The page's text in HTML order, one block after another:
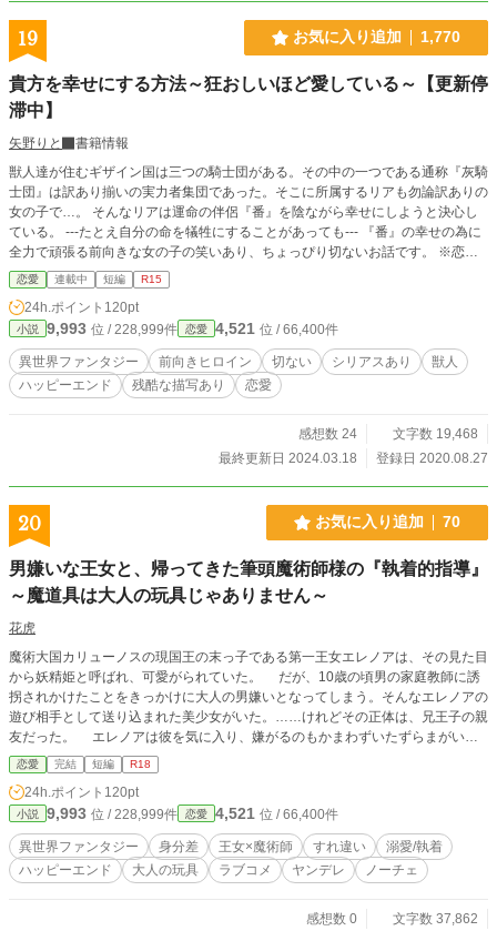
19 お気に入り追加 1,770
貴方を幸せにする方法～狂おしいほど愛している～【更新停
滞中】
矢野りと
書籍情報
獣人達が住むギザイン国は三つの騎士団がある。その中の一つである通称『灰騎
士団』は訳あり揃いの実力者集団であった。そこに所属するリアも勿論訳ありの
女の子で…。 そんなリアは運命の伴侶『番』を陰ながら幸せにしようと決心し
ている。 ---たとえ自分の命を犠牲にすることがあっても--- 『番』の幸せの為に
全力で頑張る前向きな女の子の笑いあり、ちょっぴり切ないお話です。 ※恋愛
要素は遅めです。 ※更新停滞中ですm(_ _)m
恋愛 連載中 短編 R15
24h.ポイント 120pt
小説 9,993 位 / 228,999件 恋愛 4,521 位 / 66,400件
異世界ファンタジー 前向きヒロイン 切ない シリアスあり
獣人
ハッピーエンド
残酷な描写あり 恋愛
感想数 24
文字数 19,468
最終更新日 2024.03.18
登録日 2020.08.27
20 お気に入り追加 70
男嫌いな王女と、帰ってきた筆頭魔術師様の『執着的指導』
～魔道具は大人の玩具じゃありません～
花虎
魔術大国カリューノスの現国王の末っ子である第一王女エレノアは、その見た目
から妖精姫と呼ばれ、可愛がられていた。 だが、10歳の頃男の家庭教師に誘
拐されかけたことをきっかけに大人の男嫌いとなってしまう。そんなエレノアの
遊び相手として送り込まれた美少女がいた。……けれどその正体は、兄王子の親
友だった。 エレノアは彼を気に入り、嫌がるのもかまわずいたずらまがいに
ちょっかいをかけていた。けれど、いつの間にか彼はエレノアの前から去り、エ
レノアも誘拐の恐ろしい記憶を封印すると共に少年を忘れていく。 そんなエ
レノアの前に、可愛がっていた男の子が八年越しに大人になって再び現れた。
「やっと、あなたに復讐できる」 歪んだ復讐心と執着で魔道具を使ってエレノ
アに快楽責めを仕掛けてくる美形の宮廷魔術師リアン。 彼の真意は一体どこ
にあるのか……わからないままエレノアは彼に惹かれていく。 過去の出来事で
男嫌いとなり引きこもりになってしまった王女（18）×王女に執着するヤンデレ
恋愛 完結 短編 R18
24h.ポイント 120pt
小説 9,993 位 / 228,999件 恋愛 4,521 位 / 66,400件
異世界ファンタジー 身分差 王女×魔術師 すれ違い
溺愛/執着
ハッピーエンド
大人の玩具 ラブコメ ヤンデレ ノーチェ
感想数 0
文字数 37,862